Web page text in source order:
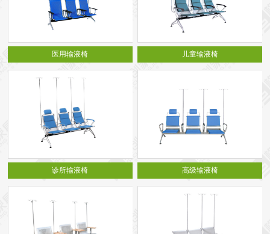
医用输液椅 儿童输液椅
诊所输液椅 高级输液椅